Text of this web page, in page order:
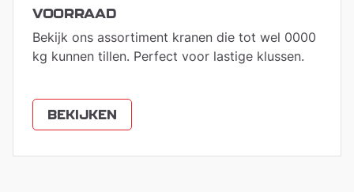
VOORRAAD
Bekijk ons assortiment kranen die tot wel 0000
kg kunnen tillen. Perfect voor lastige klussen.
BEKIJKEN